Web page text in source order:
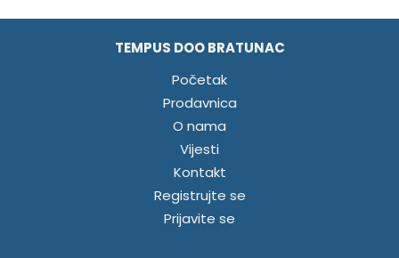
TEMPUS DOO BRATUNAC
Početak
Prodavnica
O nama
Vijesti
Kontakt
Registrujte se
Prijavite se